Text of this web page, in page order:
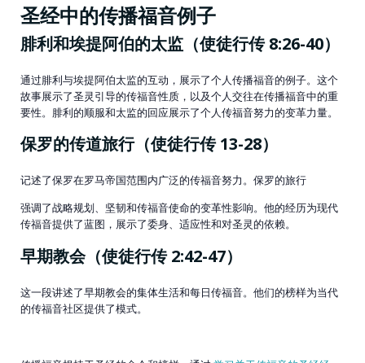
圣经中的传播福音例子
腓利和埃提阿伯的太监（使徒行传 8:26-40）
通过腓利与埃提阿伯太监的互动，展示了个人传播福音的例子。这个
故事展示了圣灵引导的传福音性质，以及个人交往在传播福音中的重
要性。腓利的顺服和太监的回应展示了个人传福音努力的变革力量。
保罗的传道旅行（使徒行传 13-28）
记述了保罗在罗马帝国范围内广泛的传福音努力。保罗的旅行
强调了战略规划、坚韧和传福音使命的变革性影响。他的经历为现代
传福音提供了蓝图，展示了委身、适应性和对圣灵的依赖。
早期教会（使徒行传 2:42-47）
这一段讲述了早期教会的集体生活和每日传福音。他们的榜样为当代
的传福音社区提供了模式。